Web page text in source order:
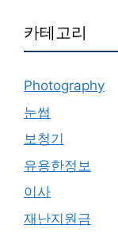
카테고리
Photography
눈썹
보청기
유용한정보
이사
재난지원금